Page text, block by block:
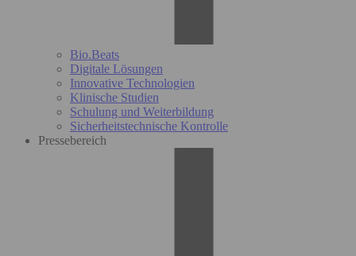
Bio.Beats
Digitale Lösungen
Innovative Technologien
Klinische Studien
Schulung und Weiterbildung
Sicherheitstechnische Kontrolle
Pressebereich